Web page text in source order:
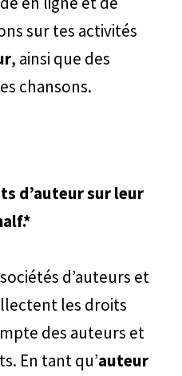
sur tes activités
, ainsi que des
chansons.
d’auteur sur leur
d’auteurs et
les droits
des auteurs et
En tant qu’auteur